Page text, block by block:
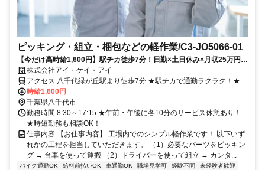
ピッキング・組立・梱包などの軽作業/C3-JO5066-01
【今だけ高時給1,600円】駅チカ徒歩7分！日勤×土日休み×月収25万円以
上可！1人でモクモク作業したい方にピッタリ！
株式会社アイ・ケイ・アイ
アクセス 八千代緑が丘駅より徒歩7分 ★駅チカで通勤ラクラク！★
車・バイク通勤OK！
時給1,600円
千葉県八千代市
勤務時間 8:30～17:15 ★午前・午後に各10分のサービス休憩あり！
★時短勤務も相談OK！
仕事内容 【お仕事内容】 工場内でのシンプル軽作業です！ 以下いず
れかの工程を担当していただきます。 （1）必要なパーツをピッキン
グ → 台車を使って運搬 （2）ドライバーを使って組立 → カンタ...
バイク通勤OK 給料前払いOK 車通勤OK 職場見学可 経験不問
未経験者歓迎